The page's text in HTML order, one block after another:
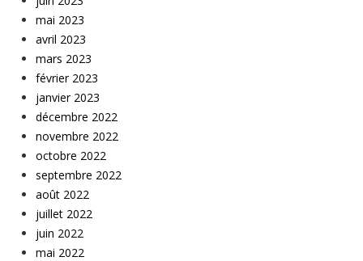
mai 2023
avril 2023
mars 2023
février 2023
janvier 2023
décembre 2022
novembre 2022
octobre 2022
septembre 2022
août 2022
juillet 2022
juin 2022
mai 2022